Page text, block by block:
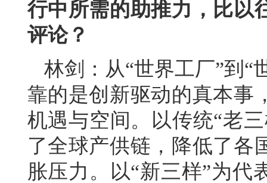
行中所需的助推力，比以
评论？
林剑：从“世界工厂”到“
靠的是创新驱动的真本事
机遇与空间。以传统“老
了全球产供链，降低了各
胀压力。以“新三样”为代